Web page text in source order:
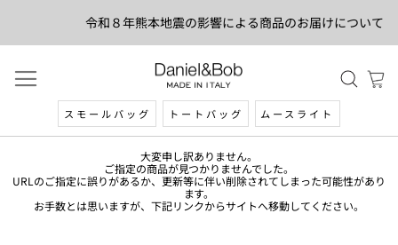
令和８年熊本地震の影響による商品のお届けについて
スモールバッグ トートバッグ ムースライト
大変申し訳ありません。
ご指定の商品が見つかりませんでした。
URLのご指定に誤りがあるか、更新等に伴い削除されてしまった可能性があり
ます。
お手数とは思いますが、下記リンクからサイトへ移動してください。